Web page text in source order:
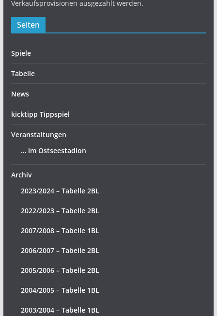
Verkaufsprovisionen ausgezahlt werden.
Seiten
Spiele
Tabelle
News
kicktipp Tippspiel
Veranstaltungen
… im Ostseestadion
Archiv
2023/2024 – Tabelle 2BL
2022/2023 – Tabelle 2BL
2007/2008 – Tabelle 1BL
2006/2007 – Tabelle 2BL
2005/2006 – Tabelle 2BL
2004/2005 – Tabelle 1BL
2003/2004 – Tabelle 1BL